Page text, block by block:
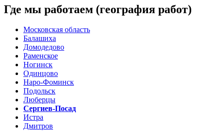
Где мы работаем (география работ)
Московская область
Балашиха
Домодедово
Раменское
Ногинск
Одинцово
Наро-Фоминск
Подольск
Люберцы
Сергиев-Посад
Истра
Дмитров